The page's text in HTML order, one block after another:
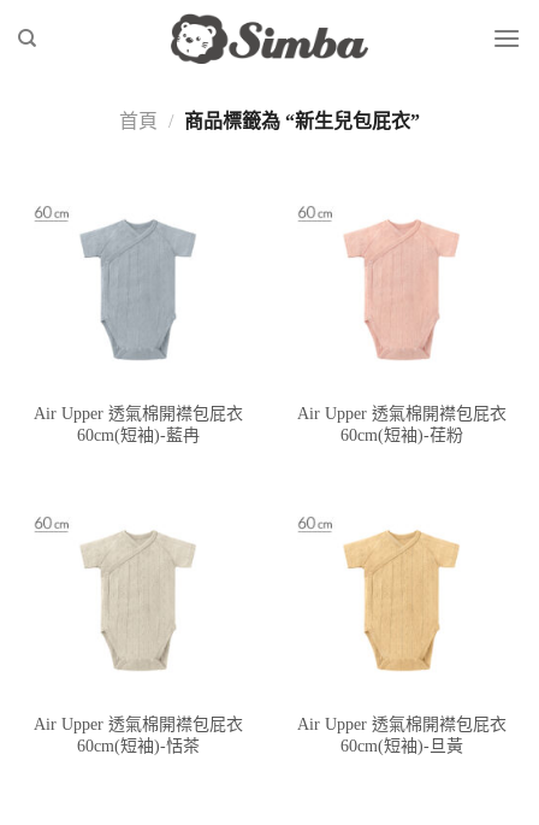
首頁 / 商品標籤為 “新生兒包屁衣”
Air Upper 透氣棉開襟包屁衣
60cm(短袖)-藍冉
Air Upper 透氣棉開襟包屁衣
60cm(短袖)-荏粉
Air Upper 透氣棉開襟包屁衣
60cm(短袖)-恬茶
Air Upper 透氣棉開襟包屁衣
60cm(短袖)-旦黃